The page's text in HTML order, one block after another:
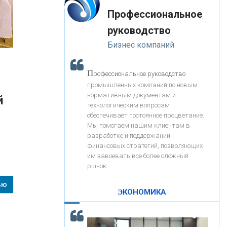
«ЗАПСИБКОМБАНК»
«РОСЕВРОБАНК»
«ПРЕСС-СЛУЖБА ВТБ24»
«АВТОГРАДБАНК»
«ПРОМРЕГИОНБАНК»
ОНАС
КОНТАКТЫ
корость - один из главных трендов в
кредитовании бизнеса - «Интервью»
-- Лучшее, что можно сделать с хорошим советом, это
пропустить его мимо ушей. Он никогда не бывает
полезен никому, кроме того, кто его дал.
-- Люблю давать советы и очень не люблю, когда их
дают мне.
Профессиональное
руководство
Бизнес компаний
Профессиональное руководство
промышленных компаний по новым
нормативным документам и
технологическим вопросам
обеспечивает постоянное процветание.
Мы помогаем нашим клиентам в
разработке и поддержании
финансовых стратегий, позволяющих
им завоевать все более сложный
рынок.
ЭКОНОМИКА